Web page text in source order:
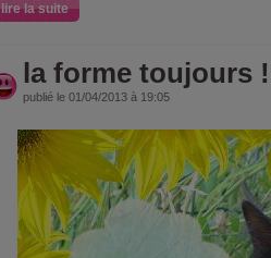
lire la suite
la forme toujours !
publié le 01/04/2013 à 19:05